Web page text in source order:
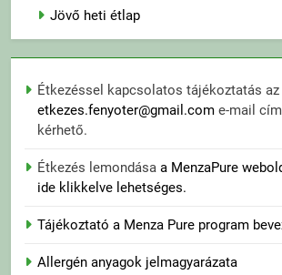
Jövő heti étlap
Étkezéssel kapcsolatos tájékoztatás az
etkezes.fenyoter@gmail.com e-mail
kérhető.
Étkezés lemondása a MenzaPure
ide klikkelve lehetséges.
Tájékoztató a Menza Pure program
Allergén anyagok jelmagyarázata